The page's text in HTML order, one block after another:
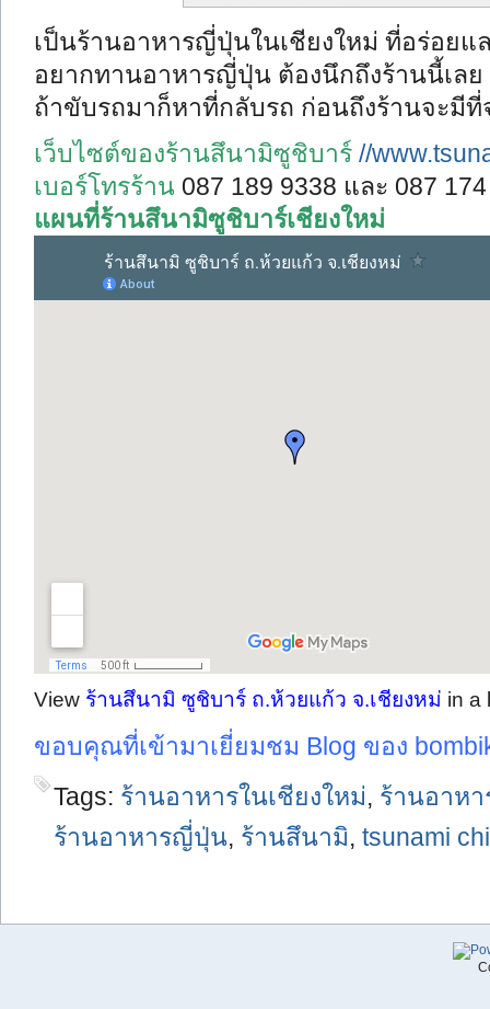
เป็นร้านอาหารญี่ปุ่นในเชียงใหม่ ที่อร่อยแ
อยากทานอาหารญี่ปุ่น ต้องนึกถึงร้านนี้เล
ถ้าขับรถมาก็หาที่กลับรถ ก่อนถึงร้านจะมีที่
เว็บไซต์ของร้านสึนามิซูชิบาร์ //
เบอร์โทรร้าน 087 189 9338 และ 087
แผนที่ร้านสึนามิซูชิบาร์เชียงใหม่
View ร้านสึนามิ ซูชิบาร์ ถ.ห้วยแก้ว จ.เชียงหม่ in a
ขอบคุณที่เข้ามาเยี่ยมชม Blog ของ
Tags: ร้านอาหารในเชียงใหม่, ร้านอาห
ร้านอาหารญี่ปุ่น, ร้านสึนามิ, tsunami